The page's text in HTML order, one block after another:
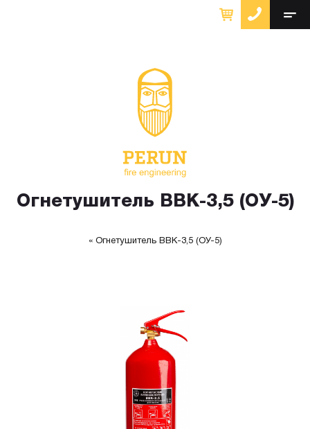
Огнетушитель ВВК-3,5 (ОУ-5)
Огнетушитель ВВК-3,5 (ОУ-5)